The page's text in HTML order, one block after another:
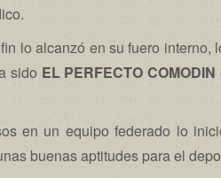
lo alcanzó en su fuero interno,
sido EL PERFECTO COMODIN
en un equipo federado lo
buenas aptitudes para el